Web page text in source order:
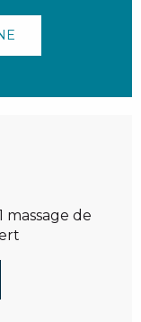
massage de